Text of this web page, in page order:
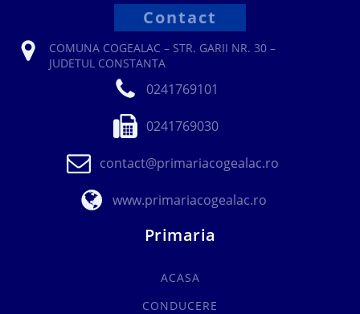
Contact
COMUNA COGEALAC – STR. GARII NR. 30 –
JUDETUL CONSTANTA
0241769101
0241769030
contact@primariacogealac.ro
www.primariacogealac.ro
Primaria
ACASA
CONDUCERE